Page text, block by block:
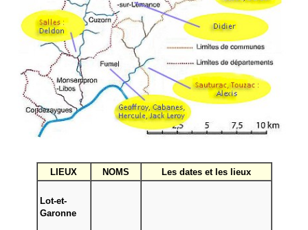
LIEUX NOMS Les dates et les lieux
Lot-et-
Garonne